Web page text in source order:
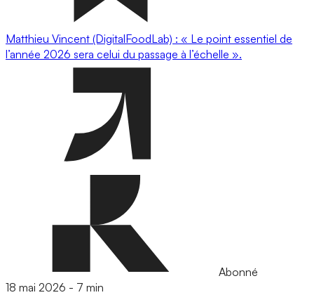
Matthieu Vincent (DigitalFoodLab) : « Le point essentiel de
l’année 2026 sera celui du passage à l’échelle ».
Abonné
18 mai 2026 - 7 min